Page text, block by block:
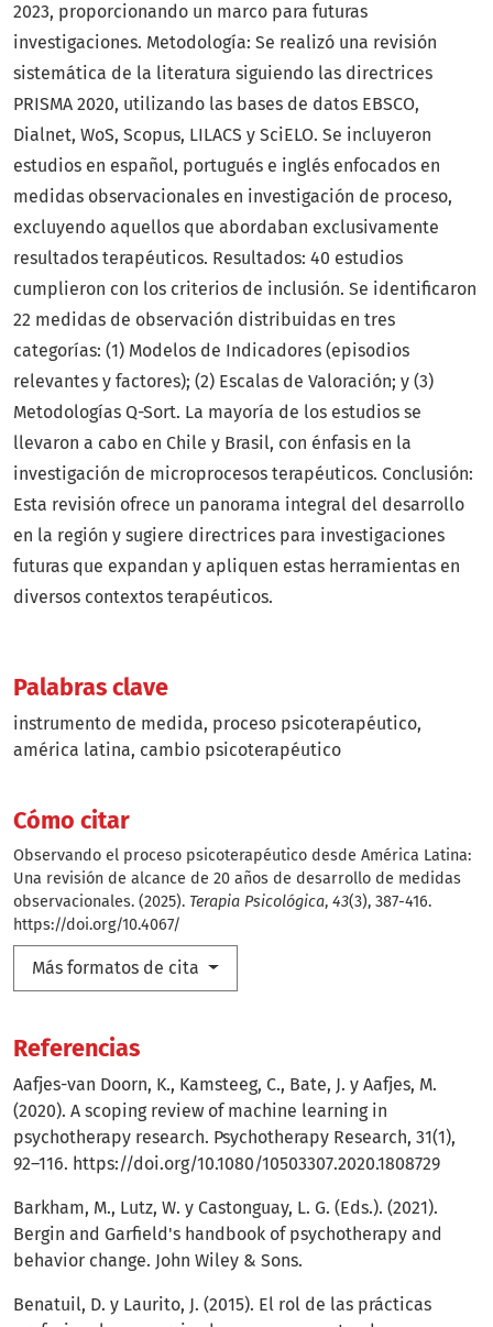
Palabras clave
instrumento de medida proceso psicoterapéutico
américa latina cambio psicoterapéutico
Cómo citar
Observando el proceso psicoterapéutico desde América Latina:
Una revisión de alcance de 20 años de desarrollo de medidas
observacionales. (2025). Terapia Psicológica, 43(3), 387-416.
https://doi.org/10.4067/
Más formatos de cita
2023, proporcionando un marco para futuras
investigaciones. Metodología: Se realizó una revisión
sistemática de la literatura siguiendo las directrices
PRISMA 2020, utilizando las bases de datos EBSCO,
Dialnet, WoS, Scopus, LILACS y SciELO. Se incluyeron
estudios en español, portugués e inglés enfocados en
medidas observacionales en investigación de proceso,
excluyendo aquellos que abordaban exclusivamente
resultados terapéuticos. Resultados: 40 estudios
cumplieron con los criterios de inclusión. Se identificaron
22 medidas de observación distribuidas en tres
categorías: (1) Modelos de Indicadores (episodios
relevantes y factores); (2) Escalas de Valoración; y (3)
Metodologías Q-Sort. La mayoría de los estudios se
llevaron a cabo en Chile y Brasil, con énfasis en la
investigación de microprocesos terapéuticos. Conclusión:
Esta revisión ofrece un panorama integral del desarrollo
en la región y sugiere directrices para investigaciones
futuras que expandan y apliquen estas herramientas en
diversos contextos terapéuticos.
Referencias
Aafjes-van Doorn, K., Kamsteeg, C., Bate, J. y Aafjes, M.
(2020). A scoping review of machine learning in
psychotherapy research. Psychotherapy Research, 31(1),
92–116. https://doi.org/10.1080/10503307.2020.1808729
Barkham, M., Lutz, W. y Castonguay, L. G. (Eds.). (2021).
Bergin and Garfield's handbook of psychotherapy and
behavior change. John Wiley & Sons.
Benatuil, D. y Laurito, J. (2015). El rol de las prácticas